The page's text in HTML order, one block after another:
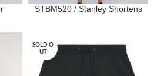
STBM520 / Stanley Shortens
SOLD O
UT